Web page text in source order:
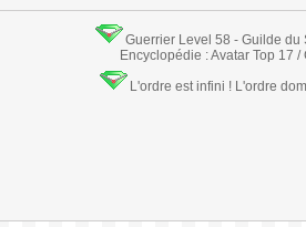
Guerrier Level 58 - Guilde
Encyclopédie : Avatar Top 17 /
L'ordre est infini ! L'ordre